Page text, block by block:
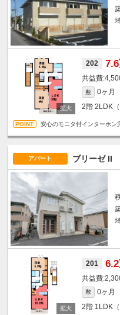
202
敷 0ヶ月
2階 2LDK
安心のモニタ付インターホン
アパート ブリーゼ II
201
敷 0ヶ月
2階 1LDK